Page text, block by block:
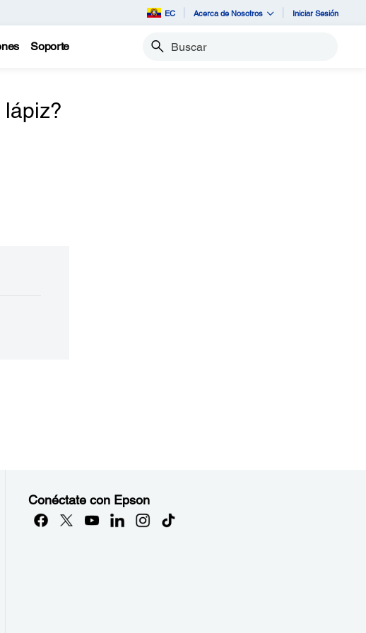
EC Acerca de Nosotros Iniciar Sesión
Soporte Buscar
Conéctate con Epson